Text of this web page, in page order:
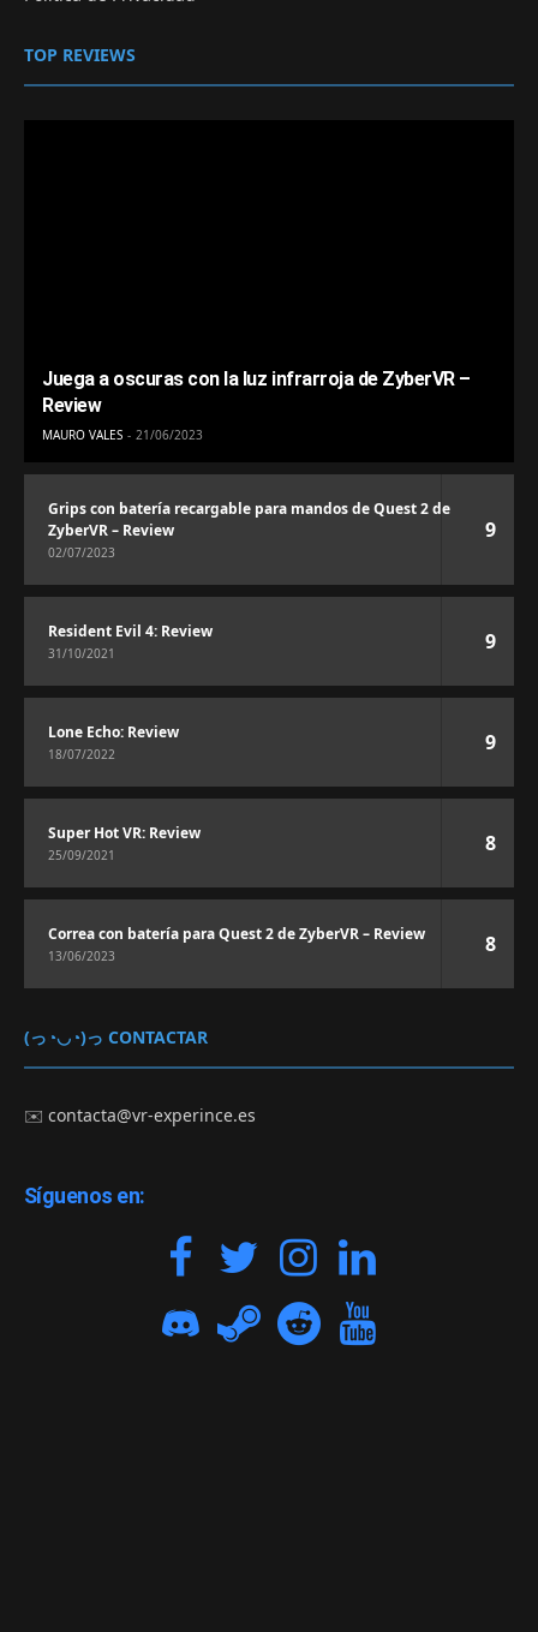
TOP REVIEWS
Juega a oscuras con la luz infrarroja de ZyberVR –
Review
MAURO VALES 21/06/2023
Grips con batería recargable para mandos de Quest 2 de
ZyberVR – Review
02/07/2023
9
Resident Evil 4: Review
31/10/2021 9
Lone Echo: Review
18/07/2022 9
Super Hot VR: Review
25/09/2021 8
Correa con batería para Quest 2 de ZyberVR – Review
13/06/2023 8
(っ◔◡◔)っ CONTACTAR
✉️contacta@vr-experince.es
Síguenos en: